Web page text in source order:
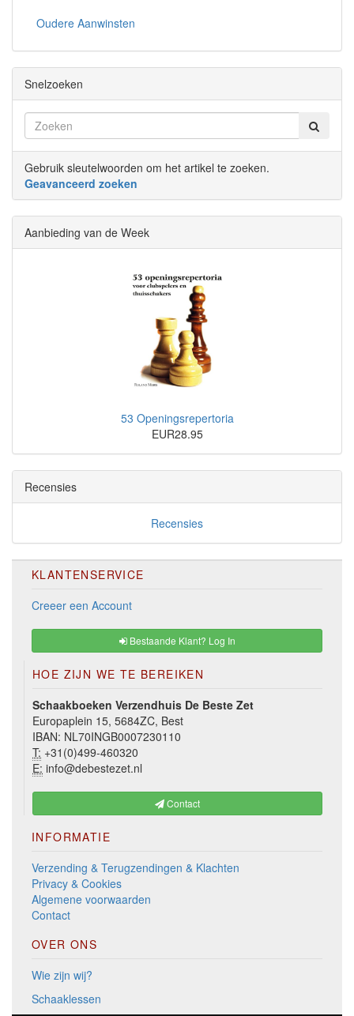
Oudere Aanwinsten
Snelzoeken
Gebruik sleutelwoorden om het artikel te zoeken.
Geavanceerd zoeken
Aanbieding van de Week
53 Openingsrepertoria
EUR28.95
Recensies
Recensies
KLANTENSERVICE
Creeer een Account
Bestaande Klant? Log In
HOE ZIJN WE TE BEREIKEN
Schaakboeken Verzendhuis De Beste Zet
Europaplein 15, 5684ZC, Best
IBAN: NL70INGB0007230110
T: +31(0)499-460320
E: info@debestezet.nl
Contact
INFORMATIE
Verzending & Terugzendingen & Klachten
Privacy & Cookies
Algemene voorwaarden
Contact
OVER ONS
Wie zijn wij?
Schaaklessen